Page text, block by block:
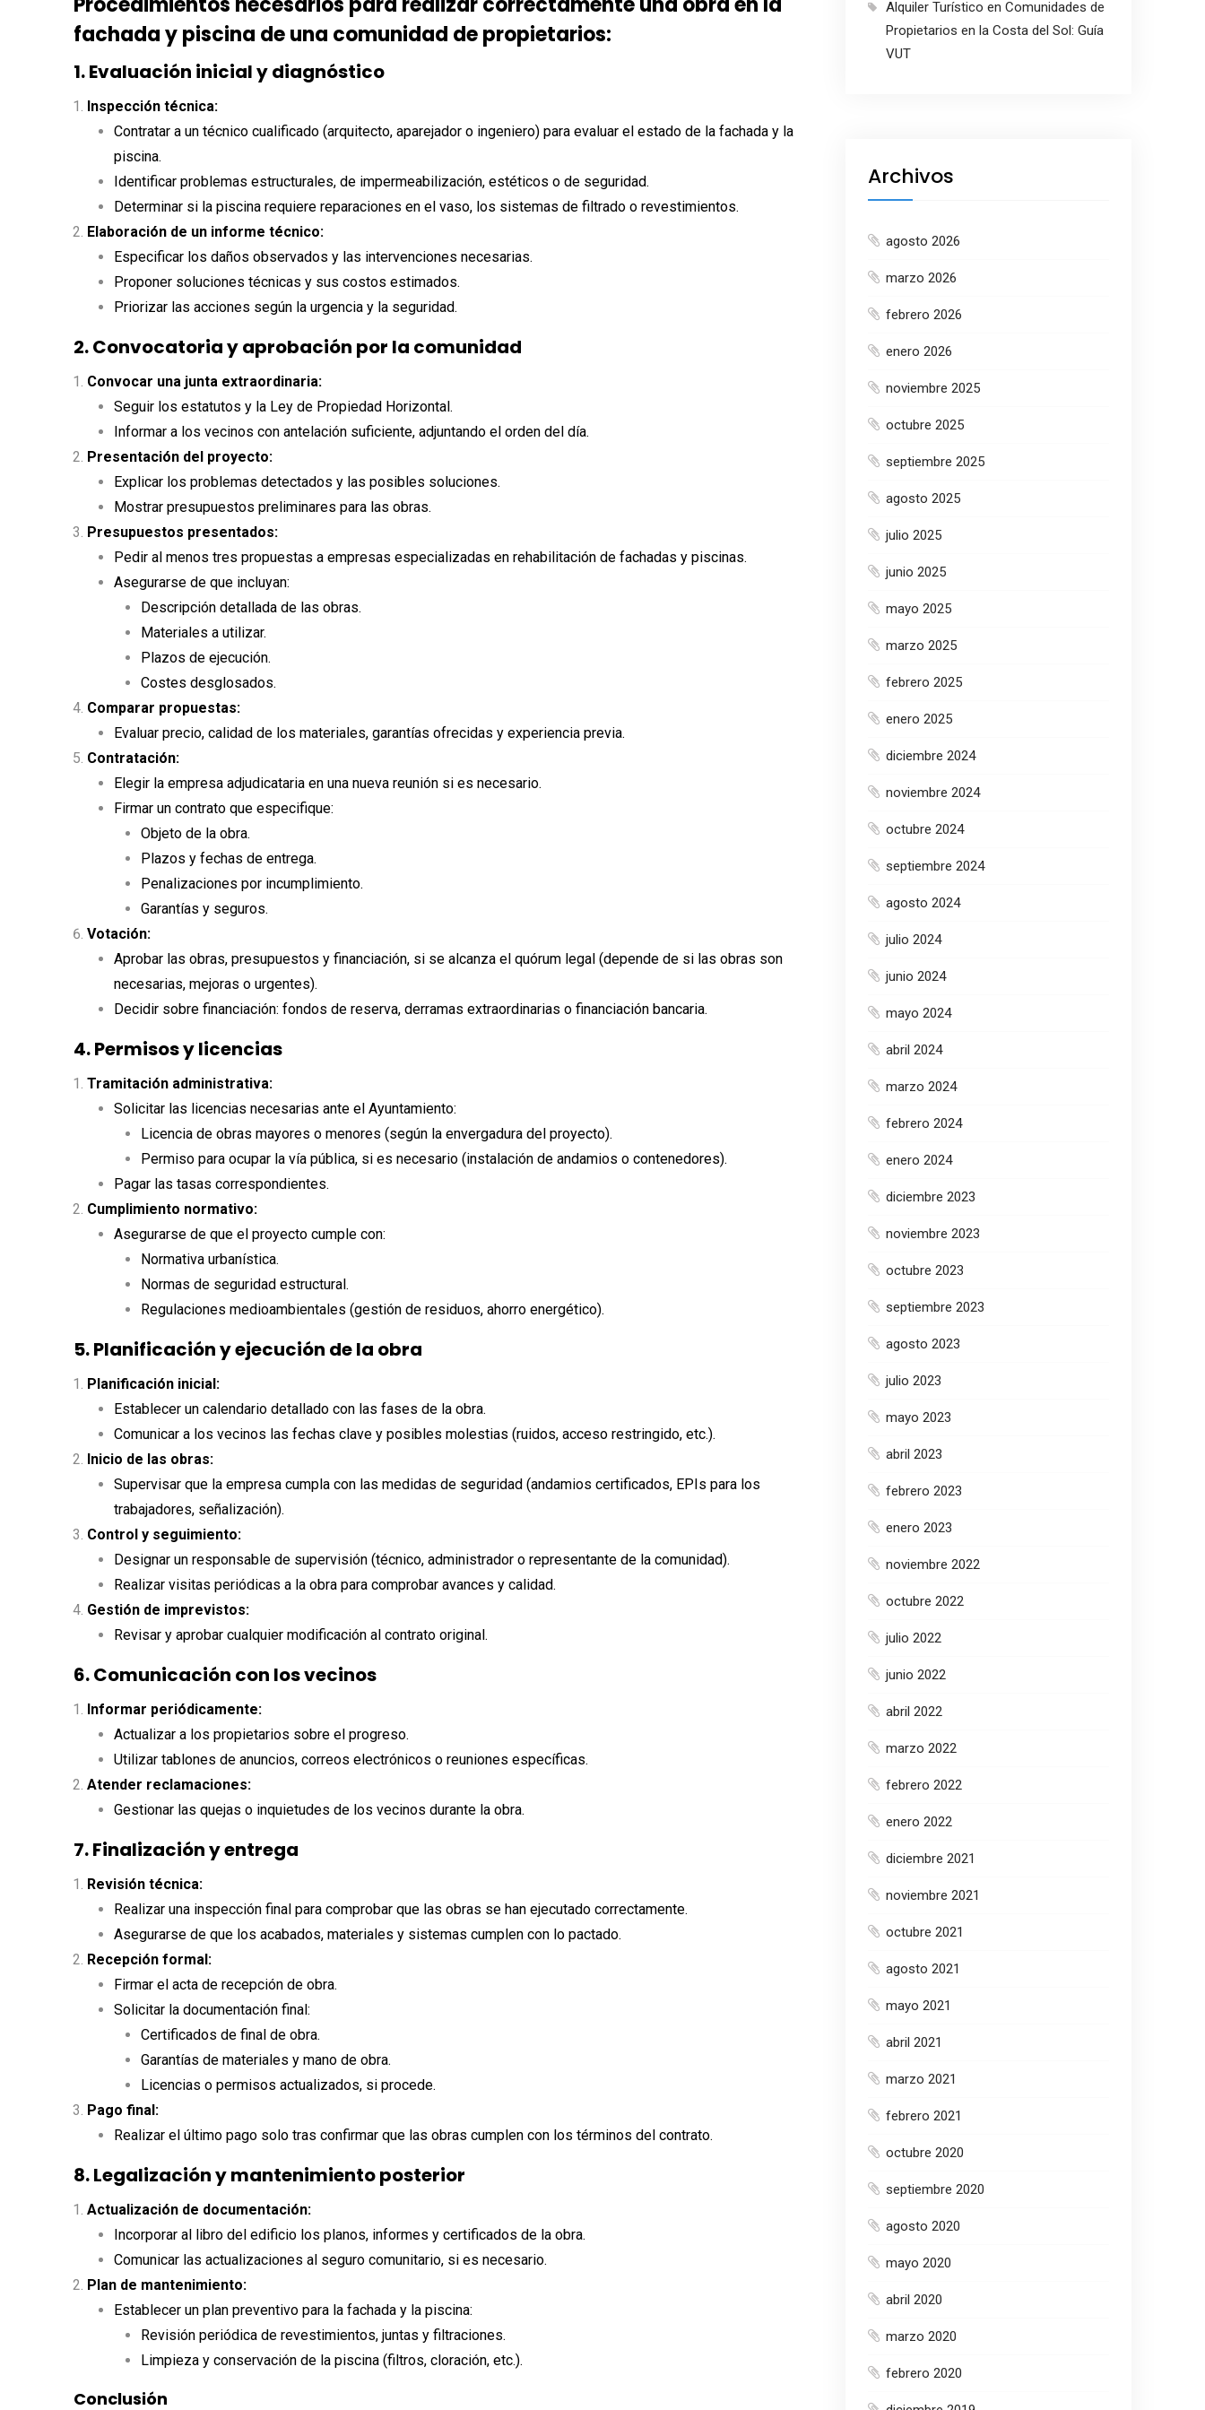
fachada y piscina de una comunidad de propietarios:
1. Evaluación inicial y diagnóstico
Inspección técnica:
Contratar a un técnico cualificado (arquitecto, aparejador o ingeniero) para evaluar el estado de la fachada y la
piscina.
Identificar problemas estructurales, de impermeabilización, estéticos o de seguridad.
Determinar si la piscina requiere reparaciones en el vaso, los sistemas de filtrado o revestimientos.
Elaboración de un informe técnico:
Especificar los daños observados y las intervenciones necesarias.
Proponer soluciones técnicas y sus costos estimados.
Priorizar las acciones según la urgencia y la seguridad.
2. Convocatoria y aprobación por la comunidad
Convocar una junta extraordinaria:
Seguir los estatutos y la Ley de Propiedad Horizontal.
Informar a los vecinos con antelación suficiente, adjuntando el orden del día.
Presentación del proyecto:
Explicar los problemas detectados y las posibles soluciones.
Mostrar presupuestos preliminares para las obras.
Presupuestos presentados:
Pedir al menos tres propuestas a empresas especializadas en rehabilitación de fachadas y piscinas.
Asegurarse de que incluyan:
Descripción detallada de las obras.
Materiales a utilizar.
Plazos de ejecución.
Costes desglosados.
Comparar propuestas:
Evaluar precio, calidad de los materiales, garantías ofrecidas y experiencia previa.
Contratación:
Elegir la empresa adjudicataria en una nueva reunión si es necesario.
Firmar un contrato que especifique:
Objeto de la obra.
Plazos y fechas de entrega.
Penalizaciones por incumplimiento.
Garantías y seguros.
Votación:
Aprobar las obras, presupuestos y financiación, si se alcanza el quórum legal (depende de si las obras son
necesarias, mejoras o urgentes).
Decidir sobre financiación: fondos de reserva, derramas extraordinarias o financiación bancaria.
4. Permisos y licencias
Tramitación administrativa:
Solicitar las licencias necesarias ante el Ayuntamiento:
Licencia de obras mayores o menores (según la envergadura del proyecto).
Permiso para ocupar la vía pública, si es necesario (instalación de andamios o contenedores).
Pagar las tasas correspondientes.
Cumplimiento normativo:
Asegurarse de que el proyecto cumple con:
Normativa urbanística.
Normas de seguridad estructural.
Regulaciones medioambientales (gestión de residuos, ahorro energético).
5. Planificación y ejecución de la obra
Planificación inicial:
Establecer un calendario detallado con las fases de la obra.
Comunicar a los vecinos las fechas clave y posibles molestias (ruidos, acceso restringido, etc.).
Inicio de las obras:
Supervisar que la empresa cumpla con las medidas de seguridad (andamios certificados, EPIs para los
trabajadores, señalización).
Control y seguimiento:
Designar un responsable de supervisión (técnico, administrador o representante de la comunidad).
Realizar visitas periódicas a la obra para comprobar avances y calidad.
Gestión de imprevistos:
Revisar y aprobar cualquier modificación al contrato original.
6. Comunicación con los vecinos
Informar periódicamente:
Actualizar a los propietarios sobre el progreso.
Utilizar tablones de anuncios, correos electrónicos o reuniones específicas.
Atender reclamaciones:
Gestionar las quejas o inquietudes de los vecinos durante la obra.
7. Finalización y entrega
Revisión técnica:
Realizar una inspección final para comprobar que las obras se han ejecutado correctamente.
Asegurarse de que los acabados, materiales y sistemas cumplen con lo pactado.
Recepción formal:
Firmar el acta de recepción de obra.
Solicitar la documentación final:
Certificados de final de obra.
Garantías de materiales y mano de obra.
Licencias o permisos actualizados, si procede.
Pago final:
Realizar el último pago solo tras confirmar que las obras cumplen con los términos del contrato.
8. Legalización y mantenimiento posterior
Actualización de documentación:
Incorporar al libro del edificio los planos, informes y certificados de la obra.
Comunicar las actualizaciones al seguro comunitario, si es necesario.
Plan de mantenimiento:
Establecer un plan preventivo para la fachada y la piscina:
Revisión periódica de revestimientos, juntas y filtraciones.
Limpieza y conservación de la piscina (filtros, cloración, etc.).
Conclusión
Alquiler Turístico en Comunidades de
Propietarios en la Costa del Sol: Guía
VUT
Archivos
agosto 2026
marzo 2026
febrero 2026
enero 2026
noviembre 2025
octubre 2025
septiembre 2025
agosto 2025
julio 2025
junio 2025
mayo 2025
marzo 2025
febrero 2025
enero 2025
diciembre 2024
noviembre 2024
octubre 2024
septiembre 2024
agosto 2024
julio 2024
junio 2024
mayo 2024
abril 2024
marzo 2024
febrero 2024
enero 2024
diciembre 2023
noviembre 2023
octubre 2023
septiembre 2023
agosto 2023
julio 2023
mayo 2023
abril 2023
febrero 2023
enero 2023
noviembre 2022
octubre 2022
julio 2022
junio 2022
abril 2022
marzo 2022
febrero 2022
enero 2022
diciembre 2021
noviembre 2021
octubre 2021
agosto 2021
mayo 2021
abril 2021
marzo 2021
febrero 2021
octubre 2020
septiembre 2020
agosto 2020
mayo 2020
abril 2020
marzo 2020
febrero 2020